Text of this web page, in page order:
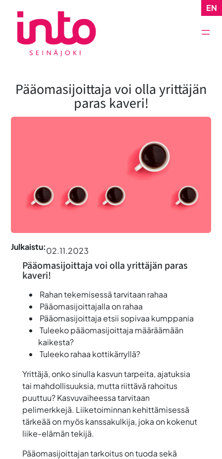
sisältöön
EN
Pääomasijoittaja voi olla yrittäjän
paras kaveri!
Julkaistu:02.11.2023
Pääomasijoittaja voi olla yrittäjän paras
kaveri!
Rahan tekemisessä tarvitaan rahaa
Pääomasijoittajalla on rahaa
Pääomasijoittaja etsii sopivaa kumppania
Tuleeko pääomasijoittaja määräämään
kaikesta?
Tuleeko rahaa kottikärryllä?
Yrittäjä, onko sinulla kasvun tarpeita, ajatuksia
tai mahdollisuuksia, mutta riittävä rahoitus
puuttuu? Kasvuvaiheessa tarvitaan
pelimerkkejä. Liiketoiminnan kehittämisessä
tärkeää on myös kanssakulkija, joka on kokenut
liike-elämän tekijä.
Pääomasijoittajan tarkoitus on tuoda sekä